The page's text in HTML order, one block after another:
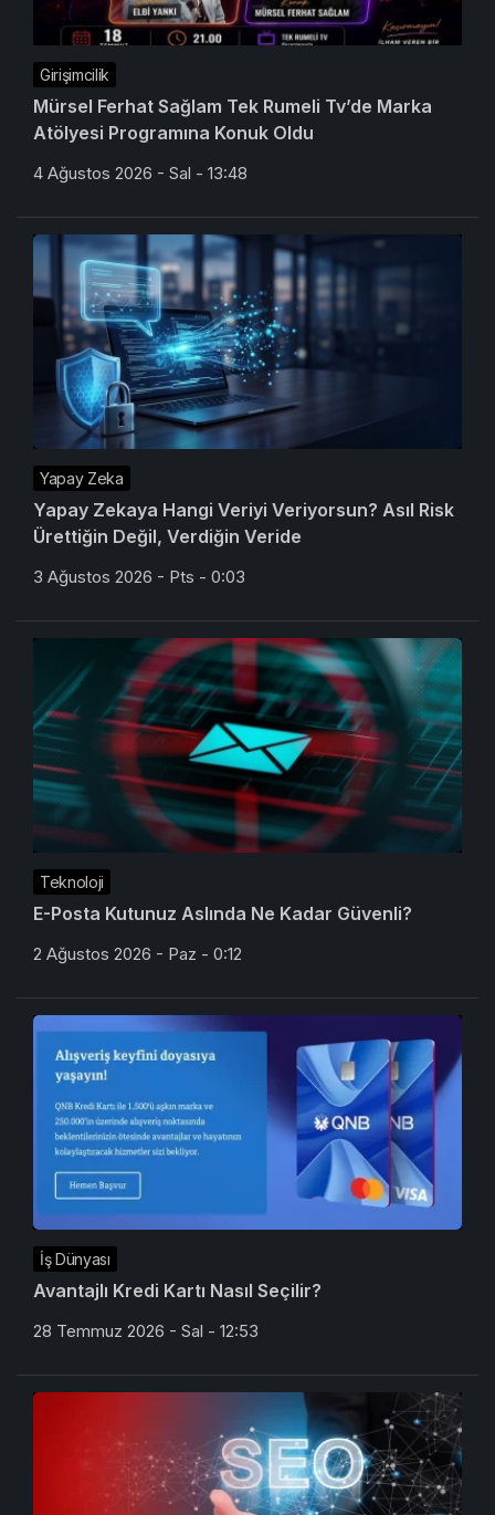
Girişimcilik
Mürsel Ferhat Sağlam Tek Rumeli Tv’de Marka
Atölyesi Programına Konuk Oldu
4 Ağustos 2026 - Sal - 13:48
Yapay Zeka
Yapay Zekaya Hangi Veriyi Veriyorsun? Asıl Risk
Ürettiğin Değil, Verdiğin Veride
3 Ağustos 2026 - Pts - 0:03
Teknoloji
E-Posta Kutunuz Aslında Ne Kadar Güvenli?
2 Ağustos 2026 - Paz - 0:12
İş Dünyası
Avantajlı Kredi Kartı Nasıl Seçilir?
28 Temmuz 2026 - Sal - 12:53